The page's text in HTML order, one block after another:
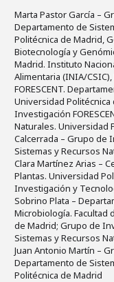
Marta Pastor García –
Departamento de
Politécnica de Madrid,
Biotecnología y
Madrid. Instituto
Alimentaria (INIA/
FORESCENT.
Universidad Politécnica
Investigación
Naturales. Universidad
Calcerrada – Grupo de
Sistemas y Recursos
Clara Martínez Arias –
Plantas. Universidad
Investigación y
Sobrino Plata –
Microbiología. Facultad
de Madrid; Grupo de
Sistemas y Recursos
Juan Antonio Martín –
Departamento de
Politécnica de Madrid